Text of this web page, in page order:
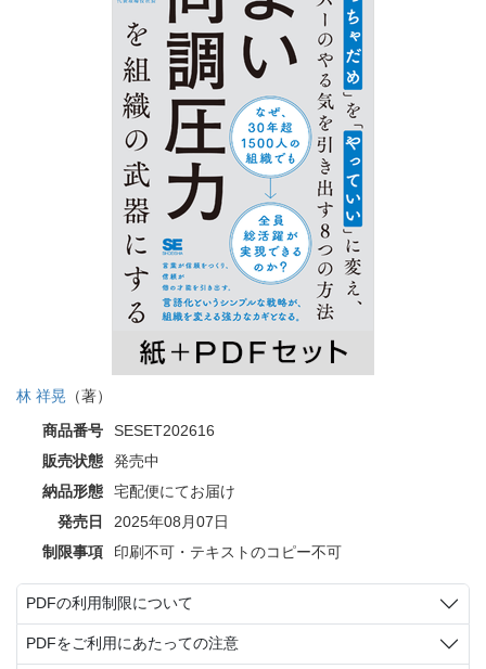
林 祥晃 （著）
商品番号
SESET202616
販売状態
発売中
納品形態
宅配便にてお届け
発売日
2025年08月07日
制限事項
印刷不可・テキストのコピー不可
PDFの利用制限について
PDFをご利用にあたっての注意